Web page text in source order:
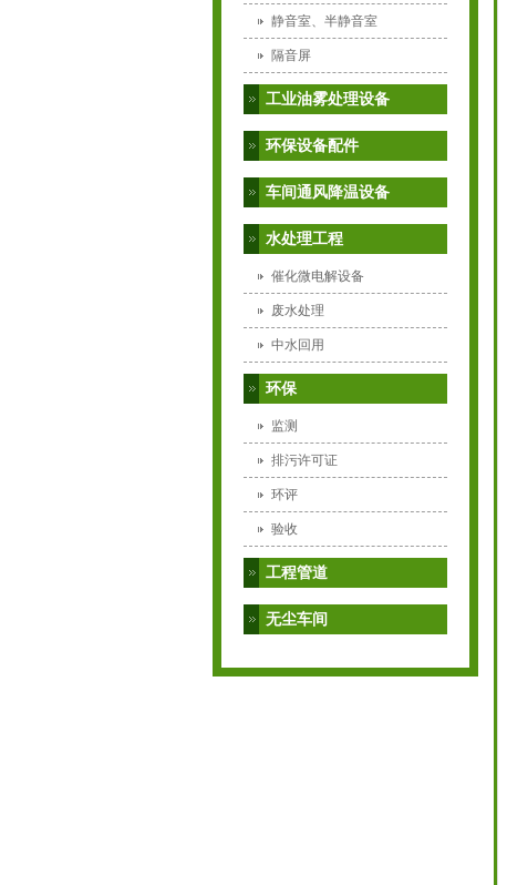
静音室、半静音室
隔音屏
工业油雾处理设备
环保设备配件
车间通风降温设备
水处理工程
催化微电解设备
废水处理
中水回用
环保
监测
排污许可证
环评
验收
工程管道
无尘车间